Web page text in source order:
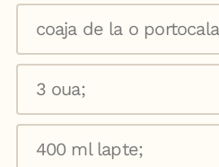
coaja de la o
3 oua;
400 ml lapte;